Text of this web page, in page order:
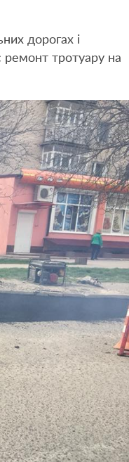
дорогах і
ремонт тротуару на